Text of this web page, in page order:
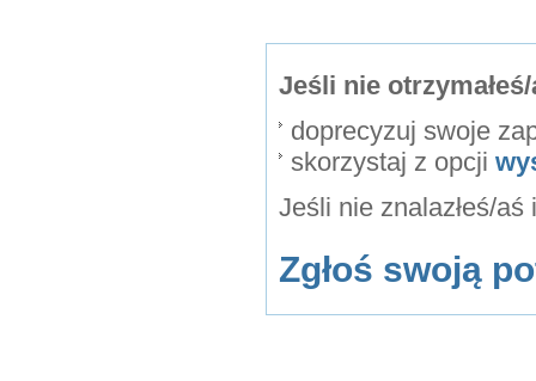
Jeśli nie
doprecyzuj swoje
skorzystaj z opcji
Jeśli nie znalazłeś/
Zgłoś swoją